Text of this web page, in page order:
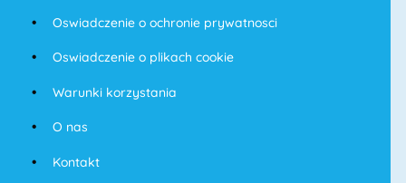
Oswiadczenie o ochronie prywatnosci
Oswiadczenie o plikach cookie
Warunki korzystania
O nas
Kontakt